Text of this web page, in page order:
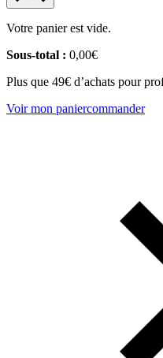
Votre panier est vide.
Sous-total : 0,00€
Plus que 49€ d’achats pour
Voir mon paniercommander